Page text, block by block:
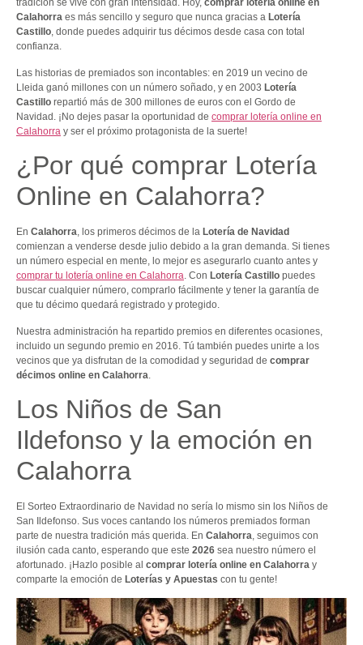
tradición se vive con gran intensidad. Hoy, comprar lotería online en
Calahorra es más sencillo y seguro que nunca gracias a Lotería
Castillo, donde puedes adquirir tus décimos desde casa con total
confianza.
Las historias de premiados son incontables: en 2019 un vecino de
Lleida ganó millones con un número soñado, y en 2003 Lotería
Castillo repartió más de 300 millones de euros con el Gordo de
Navidad. ¡No dejes pasar la oportunidad de comprar lotería online en
Calahorra y ser el próximo protagonista de la suerte!
¿Por qué comprar Lotería
Online en Calahorra?
En Calahorra, los primeros décimos de la Lotería de Navidad
comienzan a venderse desde julio debido a la gran demanda. Si tienes
un número especial en mente, lo mejor es asegurarlo cuanto antes y
comprar tu lotería online en Calahorra. Con Lotería Castillo puedes
buscar cualquier número, comprarlo fácilmente y tener la garantía de
que tu décimo quedará registrado y protegido.
Nuestra administración ha repartido premios en diferentes ocasiones,
incluido un segundo premio en 2016. Tú también puedes unirte a los
vecinos que ya disfrutan de la comodidad y seguridad de comprar
décimos online en Calahorra
Los Niños de San
Ildefonso y la emoción en
Calahorra
El Sorteo Extraordinario de Navidad no sería lo mismo sin los Niños de
San Ildefonso. Sus voces cantando los números premiados forman
parte de nuestra tradición más querida. En Calahorra, seguimos con
ilusión cada canto, esperando que este 2026 sea nuestro número el
afortunado. ¡Hazlo posible al comprar lotería online en Calahorra y
comparte la emoción de Loterías y Apuestas con tu gente!